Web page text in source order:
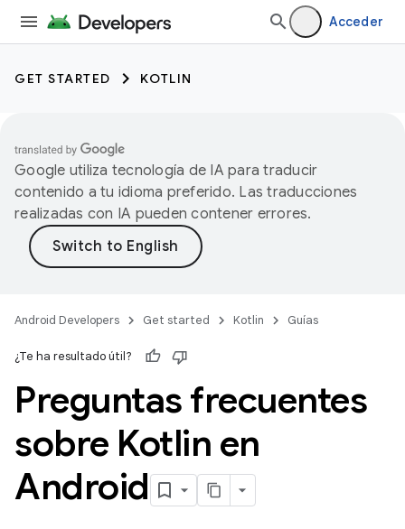
Acceder
GET STARTED KOTLIN
Google utiliza tecnología de IA para traducir
contenido a tu idioma preferido. Las traducciones
realizadas con IA pueden contener errores.
Android Developers Get started Kotlin Guías
¿Te ha resultado útil?
Preguntas frecuentes
sobre Kotlin en
Android